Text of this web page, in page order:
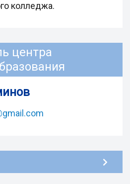
колледжа.
центра